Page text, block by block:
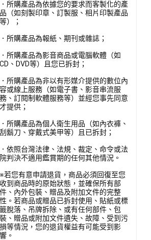
．所購產品為依據您的要求而客製化的產
品（如刻製印章、訂製服、相片印製產品
等）；
．所購產品為報紙、期刊或雜誌；
．所購產品為影音商品或電腦軟體（如
CD、DVD等）且您已拆封；
．所購產品為非以有形媒介提供的數位內
容或線上服務（如電子書、影音串流服
務、訂閱制軟體服務等）並經您事先同意
才提供；
．所購產品為個人衛生用品（如內衣褲、
刮鬍刀、穿戴式美甲等）且已拆封；
．依照台灣法律、法規、裁定、命令或法
院判決不適用鑑賞期的任何其他情況。
※若您有意申請退貨，商品必須回復至您
收到商品時的原始狀態，並確保所有部
件、內外包裝、贈品及附加文件的完整
性。若商品或贈品已拆封使用、貼紙或標
籤脫落、吊牌拆除、或有任何部件、包
裝、贈品或附加文件遺失、故障、受到污
損等情況，您的退貨權益有可能受到影
響。